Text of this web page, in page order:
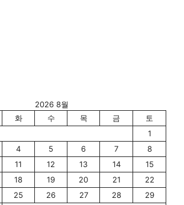
2026 8월
화 수 목 금
토
1
4 5 6 7
8
11 12 13 14
15
18 19 20 21
22
25 26 27 28
29